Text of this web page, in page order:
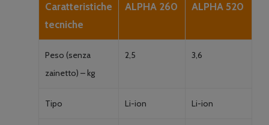
Caratteristiche
tecniche
ALPHA 260 ALPHA 520
Peso (senza
zainetto) – kg
2,5 3,6
Tipo Li-ion Li-ion